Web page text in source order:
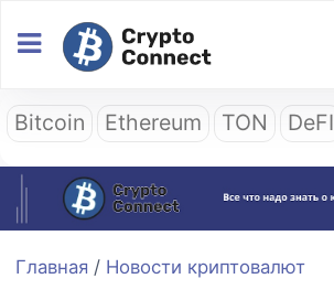
Bitcoin Ethereum TON DeFI
Главная / Новости криптовалют